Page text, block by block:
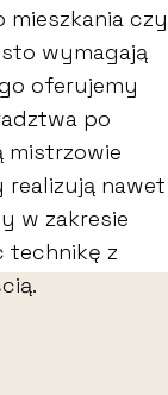
mieszkania czy
wymagają
oferujemy
po
mistrzowie
nawet
w zakresie
technikę z